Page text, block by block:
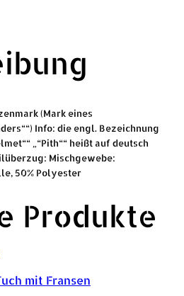
(Mark eines
Info: die engl. Bezeichnung
„“Pith““ heißt auf deutsch
Mischgewebe:
50% Polyester
Produkte
mit Fransen